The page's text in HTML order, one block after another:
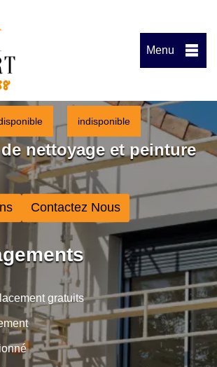
Menu
indisponible
nettoyage et peinture
Contactez Nous
gratuits